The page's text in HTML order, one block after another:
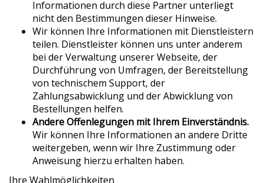
Informationen durch diese Partner unterliegt
nicht den Bestimmungen dieser Hinweise.
Wir können Ihre Informationen mit Dienstleistern
teilen. Dienstleister können uns unter anderem
bei der Verwaltung unserer Webseite, der
Durchführung von Umfragen, der Bereitstellung
von technischem Support, der
Zahlungsabwicklung und der Abwicklung von
Bestellungen helfen.
Andere Offenlegungen mit Ihrem Einverständnis.
Wir können Ihre Informationen an andere Dritte
weitergeben, wenn wir Ihre Zustimmung oder
Anweisung hierzu erhalten haben.
Ihre Wahlmöglichkeiten